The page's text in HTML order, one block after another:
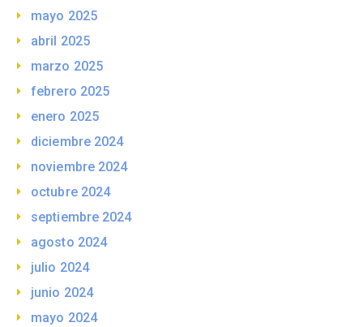
mayo 2025
abril 2025
marzo 2025
febrero 2025
enero 2025
diciembre 2024
noviembre 2024
octubre 2024
septiembre 2024
agosto 2024
julio 2024
junio 2024
mayo 2024